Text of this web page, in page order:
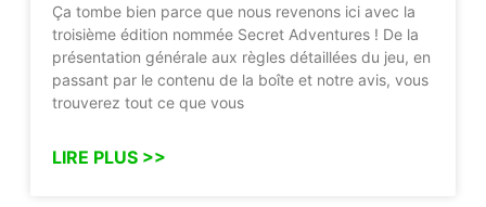
Ça tombe bien parce que nous revenons ici avec la
troisième édition nommée Secret Adventures ! De la
présentation générale aux règles détaillées du jeu, en
passant par le contenu de la boîte et notre avis, vous
trouverez tout ce que vous
LIRE PLUS >>